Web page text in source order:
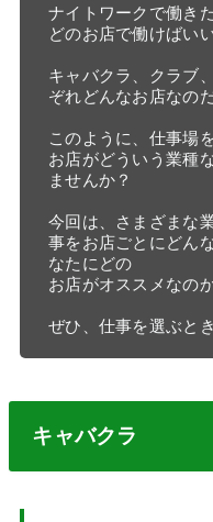
ナイトワークで働き
どのお店で働けばい
キャバクラ、クラブ
ぞれどんなお店なの
このように、仕事場
お店がどういう業種
ませんか？
今回は、さまざまな
事をお店ごとにどん
なたにどの
お店がオススメなの
ぜひ、仕事を選ぶと
キャバクラ